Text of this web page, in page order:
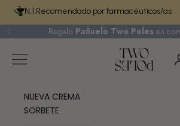
Ir al contenidoN.1 Recomendado por farmacéuticos/as
Anterior Regalo Pañuelo Two Poles en
TWO POLES
Menú
NUEVA CREMA
SORBETE